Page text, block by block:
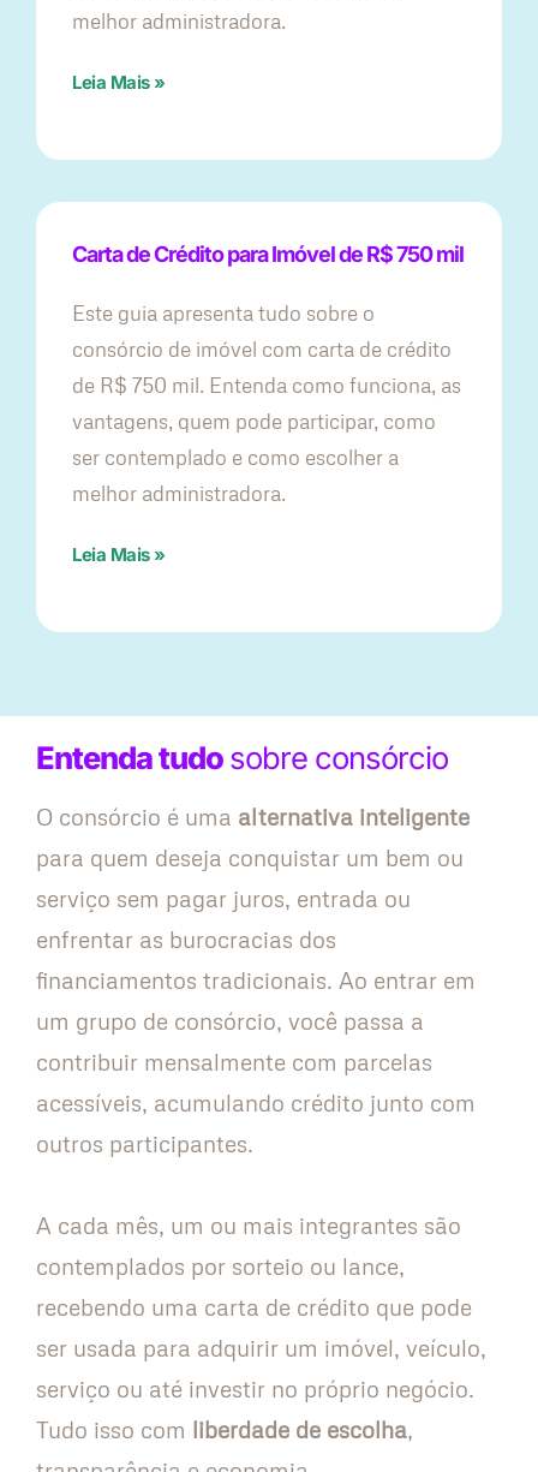
melhor administradora.
Leia Mais »
Carta de Crédito para Imóvel de R$ 750 mil
Este guia apresenta tudo sobre o
consórcio de imóvel com carta de crédito
de R$ 750 mil. Entenda como funciona, as
vantagens, quem pode participar, como
ser contemplado e como escolher a
melhor administradora.
Leia Mais »
Entenda tudosobre consórcio
O consórcio é uma alternativa inteligente
para quem deseja conquistar um bem ou
serviço sem pagar juros, entrada ou
enfrentar as burocracias dos
financiamentos tradicionais. Ao entrar em
um grupo de consórcio, você passa a
contribuir mensalmente com parcelas
acessíveis, acumulando crédito junto com
outros participantes.
A cada mês, um ou mais integrantes são
contemplados por sorteio ou lance,
recebendo uma carta de crédito que pode
ser usada para adquirir um imóvel, veículo,
serviço ou até investir no próprio negócio.
Tudo isso com liberdade de escolha,